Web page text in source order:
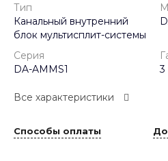
Тип
Канальный внутренний
блок мультисплит-системы
Серия
DA-AMMS1
3
Все характеристики
Способы оплаты